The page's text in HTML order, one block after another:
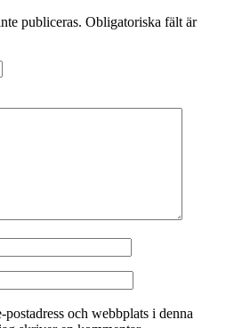
publiceras. Obligatoriska fält är
och webbplats i denna